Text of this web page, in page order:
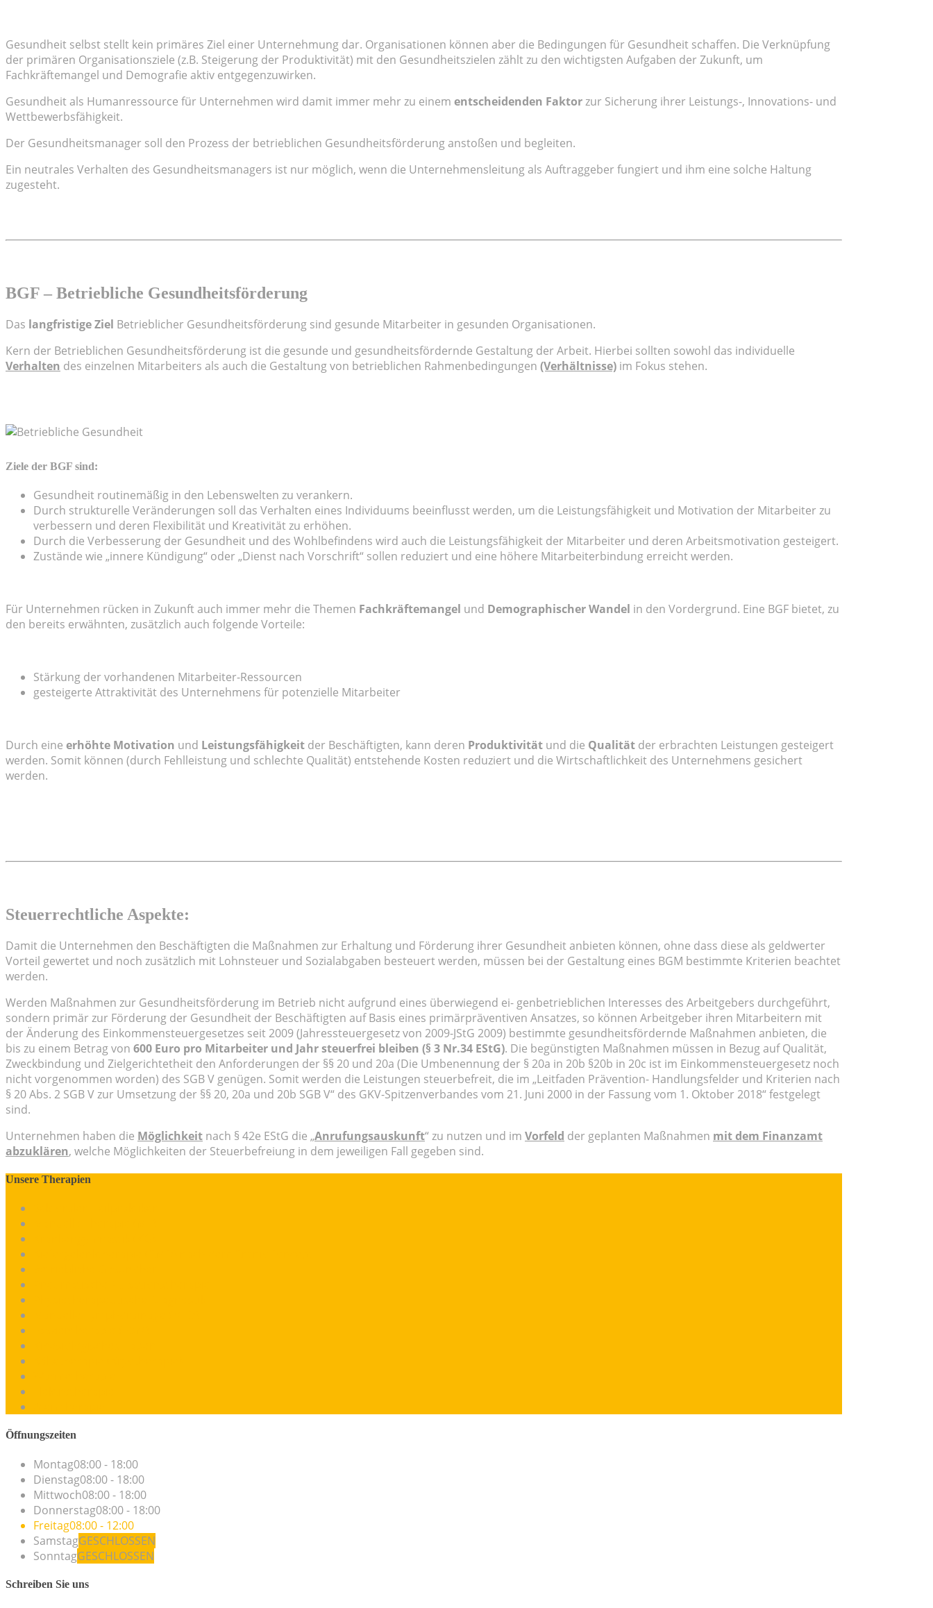
Gesundheit selbst stellt kein primäres Ziel einer Unternehmung dar. Organisationen können aber die Bedingungen für Gesundheit schaffen. Die Verknüpfung
der primären Organisationsziele (z.B. Steigerung der Produktivität) mit den Gesundheitszielen zählt zu den wichtigsten Aufgaben der Zukunft, um
Fachkräftemangel und Demografie aktiv entgegenzuwirken.
Gesundheit als Humanressource für Unternehmen wird damit immer mehr zu einem entscheidenden Faktorzur Sicherung ihrer Leistungs-, Innovations- und
Wettbewerbsfähigkeit.
Der Gesundheitsmanager soll den Prozess der betrieblichen Gesundheitsförderung anstoßen und begleiten.
Ein neutrales Verhalten des Gesundheitsmanagers ist nur möglich, wenn die Unternehmensleitung als Auftraggeber fungiert und ihm eine solche Haltung
zugesteht.
BGF – Betriebliche Gesundheitsförderung
Das langfristige Ziel Betrieblicher Gesundheitsförderung sind gesunde Mitarbeiter in gesunden Organisationen.
Kern der Betrieblichen Gesundheitsförderung ist die gesunde und gesundheitsfördernde Gestaltung der Arbeit. Hierbei sollten sowohl das individuelle
Verhalten des einzelnen Mitarbeiters als auch die Gestaltung von betrieblichen Rahmenbedingungen (Verhältnisse) im Fokus stehen.
Ziele der BGF sind:
Gesundheit routinemäßig in den Lebenswelten zu verankern.
Durch strukturelle Veränderungen soll das Verhalten eines Individuums beeinflusst werden, um die Leistungsfähigkeit und Motivation der Mitarbeiter zu
verbessern und deren Flexibilität und Kreativität zu erhöhen.
Durch die Verbesserung der Gesundheit und des Wohlbefindens wird auch die Leistungsfähigkeit der Mitarbeiter und deren Arbeitsmotivation gesteigert.
Zustände wie „innere Kündigung“ oder „Dienst nach Vorschrift“ sollen reduziert und eine höhere Mitarbeiterbindung erreicht werden.
Für Unternehmen rücken in Zukunft auch immer mehr die Themen Fachkräftemangel und Demographischer Wandel in den Vordergrund. Eine BGF bietet, zu
den bereits erwähnten, zusätzlich auch folgende Vorteile:
Stärkung der vorhandenen Mitarbeiter-Ressourcen
gesteigerte Attraktivität des Unternehmens für potenzielle Mitarbeiter
Durch eine erhöhte Motivation und Leistungsfähigkeit der Beschäftigten, kann deren Produktivität und die Qualität der erbrachten Leistungen gesteigert
werden. Somit können (durch Fehlleistung und schlechte Qualität) entstehende Kosten reduziert und die Wirtschaftlichkeit des Unternehmens gesichert
werden.
Steuerrechtliche Aspekte:
Damit die Unternehmen den Beschäftigten die Maßnahmen zur Erhaltung und Förderung ihrer Gesundheit anbieten können, ohne dass diese als geldwerter
Vorteil gewertet und noch zusätzlich mit Lohnsteuer und Sozialabgaben besteuert werden, müssen bei der Gestaltung eines BGM bestimmte Kriterien beachtet
werden.
Werden Maßnahmen zur Gesundheitsförderung im Betrieb nicht aufgrund eines überwiegend ei- genbetrieblichen Interesses des Arbeitgebers durchgeführt,
sondern primär zur Förderung der Gesundheit der Beschäftigten auf Basis eines primärpräventiven Ansatzes, so können Arbeitgeber ihren Mitarbeitern mit
der Änderung des Einkommensteuergesetzes seit 2009 (Jahressteuergesetz von 2009-JStG 2009) bestimmte gesundheitsfördernde Maßnahmen anbieten, die
bis zu einem Betrag von 600 Euro pro Mitarbeiter und Jahr steuerfrei bleiben (§ 3 Nr.34 EStG). Die begünstigten Maßnahmen müssen in Bezug auf Qualität,
Zweckbindung und Zielgerichtetheit den Anforderungen der §§ 20 und 20a (Die Umbenennung der § 20a in 20b §20b in 20c ist im Einkommensteuergesetz noch
nicht vorgenommen worden) des SGB V genügen. Somit werden die Leistungen steuerbefreit, die im „Leitfaden Prävention- Handlungsfelder und Kriterien nach
§ 20 Abs. 2 SGB V zur Umsetzung der §§ 20, 20a und 20b SGB V“ des GKV-Spitzenverbandes vom 21. Juni 2000 in der Fassung vom 1. Oktober 2018“ festgelegt
sind.
Unternehmen haben die Möglichkeit nach § 42e EStG die „Anrufungsauskunft“ zu nutzen und im Vorfeld der geplanten Maßnahmen mit dem Finanzamt
abzuklären, welche Möglichkeiten der Steuerbefreiung in dem jeweiligen Fall gegeben sind.
Unsere Therapien
Öffnungszeiten
Montag08:00 - 18:00
Dienstag08:00 - 18:00
Mittwoch08:00 - 18:00
Donnerstag08:00 - 18:00
Freitag08:00 - 12:00
SamstagGESCHLOSSEN
SonntagGESCHLOSSEN
Schreiben Sie uns